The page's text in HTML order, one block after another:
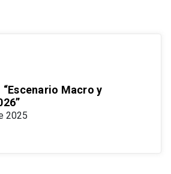
Macro y
2025